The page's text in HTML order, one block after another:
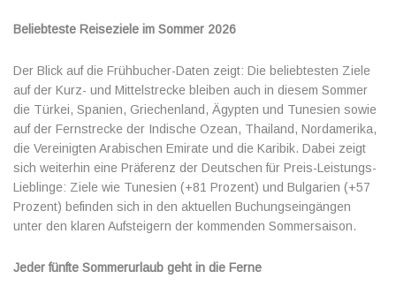
Beliebteste Reiseziele im Sommer 2026
Der Blick auf die Frühbucher-Daten zeigt: Die beliebtesten Ziele
auf der Kurz- und Mittelstrecke bleiben auch in diesem Sommer
die Türkei, Spanien, Griechenland, Ägypten und Tunesien sowie
auf der Fernstrecke der Indische Ozean, Thailand, Nordamerika,
die Vereinigten Arabischen Emirate und die Karibik. Dabei zeigt
sich weiterhin eine Präferenz der Deutschen für Preis-Leistungs-
Lieblinge: Ziele wie Tunesien (+81 Prozent) und Bulgarien (+57
Prozent) befinden sich in den aktuellen Buchungseingängen
unter den klaren Aufsteigern der kommenden Sommersaison.
Jeder fünfte Sommerurlaub geht in die Ferne